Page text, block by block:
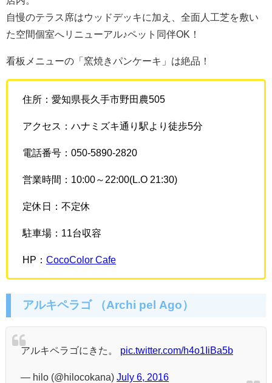
自慢のテラス席はウッドデッキに加え、全面人工芝を敷い
た空間個室へリニューアル♪ペット同伴OK！
看板メニューの「窯焼きパンケーキ」は絶品！
住所：愛知県長久手市野田農505
アクセス：ハナミズキ通り駅より徒歩5分
電話番号：050-5890-2820
営業時間：10:00～22:00(L.O 21:30)
定休日：不定休
駐車場：11台収容
HP： CocoColor Cafe
アルキペラゴ （Archi pel Ago）
アルキペラゴにきた。 pic.twitter.com/h4o1IiBa5b
— hilo (@hilocokana) July 6, 2016